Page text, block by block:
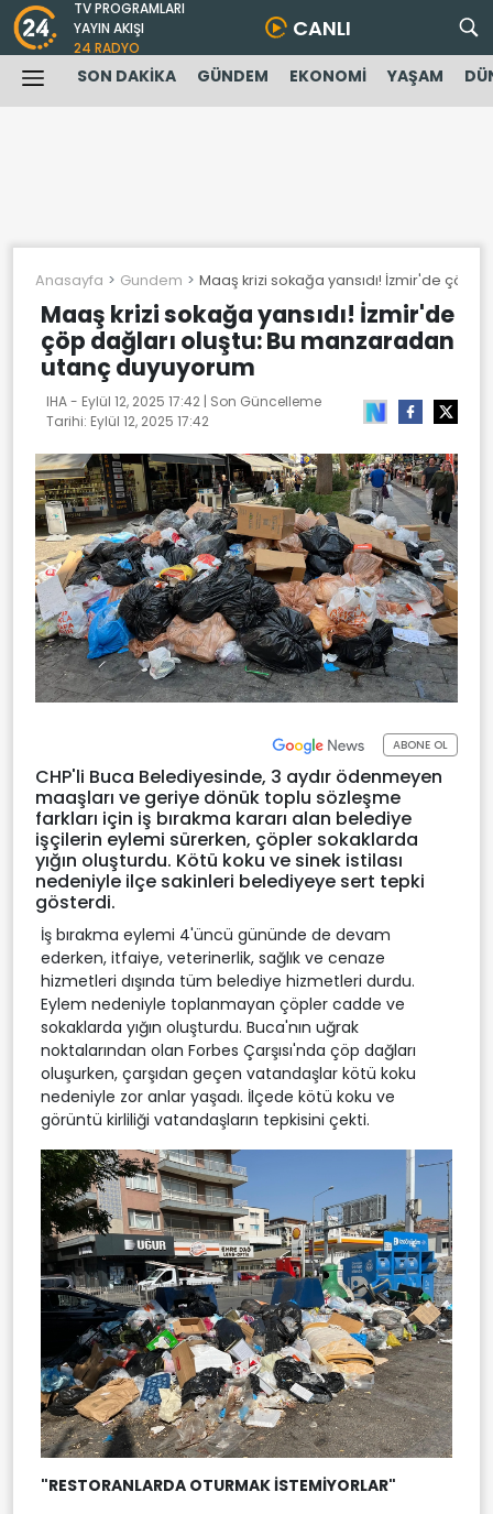
TV PROGRAMLARI
YAYIN AKIŞI
24 RADYO
CANLI
SON DAKİKA GÜNDEM EKONOMİ YAŞAM
Anasayfa Gundem Maaş krizi sokağa yansıdı! İzmir'de çöp
Maaş krizi sokağa yansıdı! İzmir'de
çöp dağları oluştu: Bu manzaradan
utanç duyuyorum
IHA - Eylül 12, 2025 17:42 | Son Güncelleme
Tarihi: Eylül 12, 2025 17:42
ABONE OL
CHP'li Buca Belediyesinde, 3 aydır ödenmeyen
maaşları ve geriye dönük toplu sözleşme
farkları için iş bırakma kararı alan belediye
işçilerin eylemi sürerken, çöpler sokaklarda
yığın oluşturdu. Kötü koku ve sinek istilası
nedeniyle ilçe sakinleri belediyeye sert tepki
gösterdi.
İş bırakma eylemi 4'üncü gününde de devam
ederken, itfaiye, veterinerlik, sağlık ve cenaze
hizmetleri dışında tüm belediye hizmetleri durdu.
Eylem nedeniyle toplanmayan çöpler cadde ve
sokaklarda yığın oluşturdu. Buca'nın uğrak
noktalarından olan Forbes Çarşısı'nda çöp dağları
oluşurken, çarşıdan geçen vatandaşlar kötü koku
nedeniyle zor anlar yaşadı. İlçede kötü koku ve
görüntü kirliliği vatandaşların tepkisini çekti.
"RESTORANLARDA OTURMAK İSTEMİYORLAR"